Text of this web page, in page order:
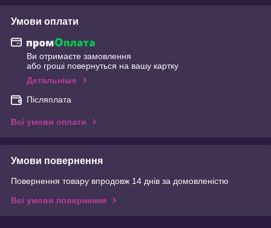
Умови оплати
Ви отримаєте замовлення
або гроші повернуться на вашу картку
Детальніше
Післяплата
Всі умови оплати
Умови повернення
Повернення товару впродовж 14 днів за домовленістю
Всі умови повернення